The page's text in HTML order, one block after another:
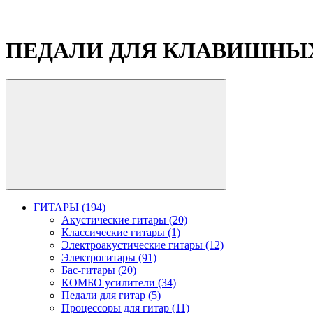
ПЕДАЛИ ДЛЯ
ГИТАРЫ (194)
Акустические гитары (20)
Классические гитары (1)
Электроакустические гитары (12)
Электрогитары (91)
Бас-гитары (20)
КОМБО усилители (34)
Педали для гитар (5)
Процессоры для гитар (11)